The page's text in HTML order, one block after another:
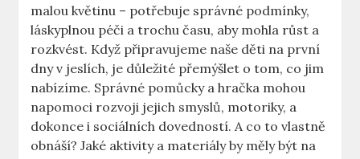
malou květinu – potřebuje správné podmínky,
láskyplnou péči a trochu času, aby mohla růst a
rozkvést. Když připravujeme naše děti na první
dny v jeslích, je důležité přemýšlet o tom, co jim
nabízíme. Správné pomůcky a hračka mohou
napomoci rozvoji jejich smyslů, motoriky, a
dokonce i sociálních dovedností. A co to vlastně
obnáší? Jaké aktivity a materiály by měly být na